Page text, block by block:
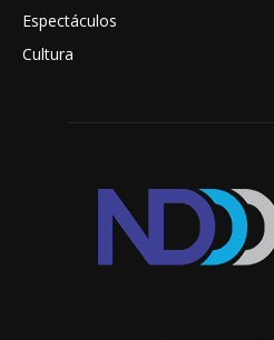
Espectáculos
Cultura